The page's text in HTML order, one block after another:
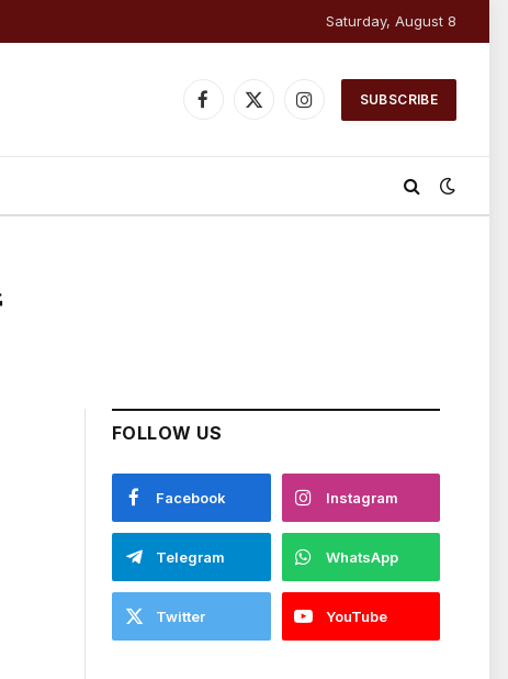
Saturday, August 8
Facebook
X
Instagram
SUBSCRIBE
FOLLOW US
Facebook Instagram
Telegram WhatsApp
Twitter YouTube